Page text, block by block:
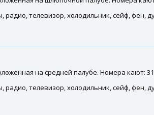
телевизор, холодильник, сейф, фен,
на средней палубе. Номера кают:
телевизор, холодильник, сейф, фен,